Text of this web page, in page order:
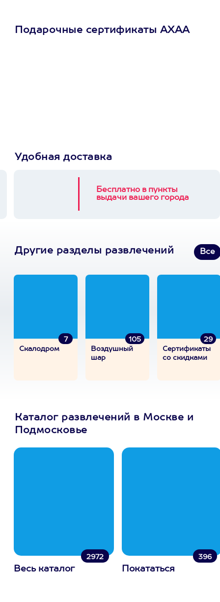
Подарочные сертификаты АХАА
Удобная доставка
Бесплатно в пункты
выдачи вашего города
Другие разделы развлечений Все
7
Скалодром
105
Воздушный
шар
29
Сертификаты
со скидками
Каталог развлечений в Москве и
Подмосковье
2972
Весь каталог
396
Покататься